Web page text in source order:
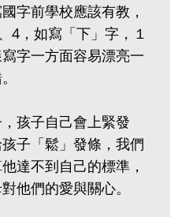
字前學校應該有教，
4，如寫「下」字，１
字一方面容易漂亮一
孩子自己會上緊發
子「鬆」發條，我們
達不到自己的標準，
他們的愛與關心。